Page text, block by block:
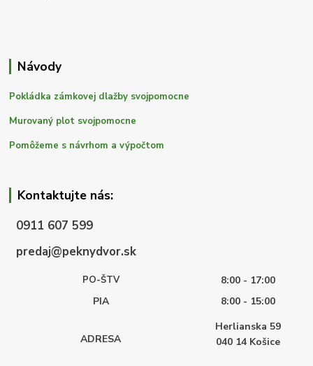
Návody
Pokládka zámkovej dlažby svojpomocne
Murovaný plot svojpomocne
Pomôžeme s návrhom a výpočtom
Kontaktujte nás:
0911 607 599
predaj@peknydvor.sk
PO-ŠTV
8:00 - 17:00
PIA
8:00 - 15:00
ADRESA
Herlianska 59
040 14 Košice